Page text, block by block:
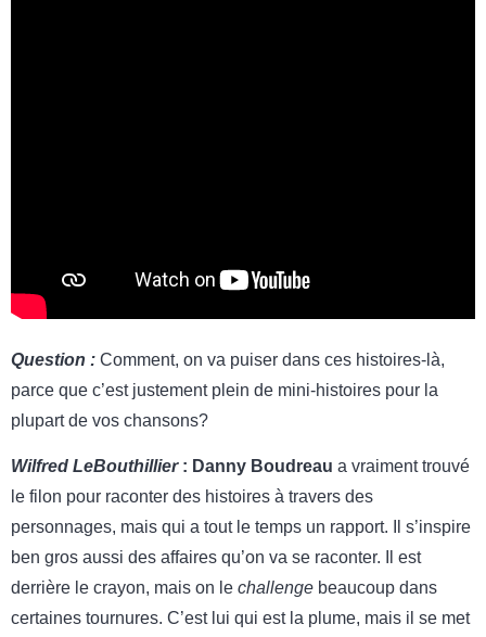
Question : Comment, on va puiser dans ces histoires-là,
parce que c’est justement plein de mini-histoires pour la
plupart de vos chansons?
Wilfred LeBouthillier: Danny Boudreau a vraiment trouvé
le filon pour raconter des histoires à travers des
personnages, mais qui a tout le temps un rapport. Il s’inspire
ben gros aussi des affaires qu’on va se raconter. Il est
derrière le crayon, mais on le challenge beaucoup dans
certaines tournures. C’est lui qui est la plume, mais il se met